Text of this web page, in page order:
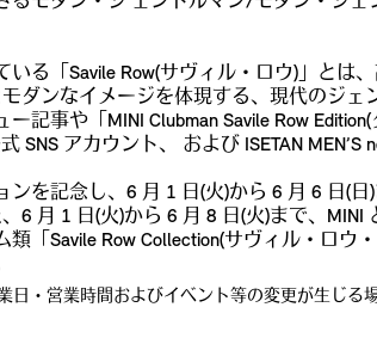
いる「Savile Row(サヴィル・ロウ)」とは
ダンなイメージを体現する、現代のジェ
ー記事や「MINI Clubman Savile Row
SNS アカウント、 および ISETAN MEN’S
を記念し、6 月 1 日(火)から 6 月 6 日(
6 月 1 日(火)から 6 月 8 日(火)まで、
「Savile Row Collection(サヴィル・ロウ
日・営業時間およびイベント等の変更が生じる